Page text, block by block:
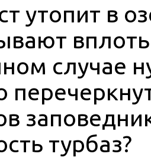
утопит в
случае
турбаз?